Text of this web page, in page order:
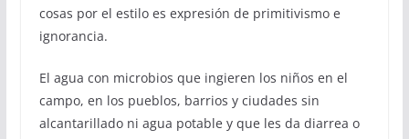
cosas por el estilo es expresión de primitivismo e
ignorancia.
El agua con microbios que ingieren los niños en el
campo, en los pueblos, barrios y ciudades sin
alcantarillado ni agua potable y que les da diarrea o